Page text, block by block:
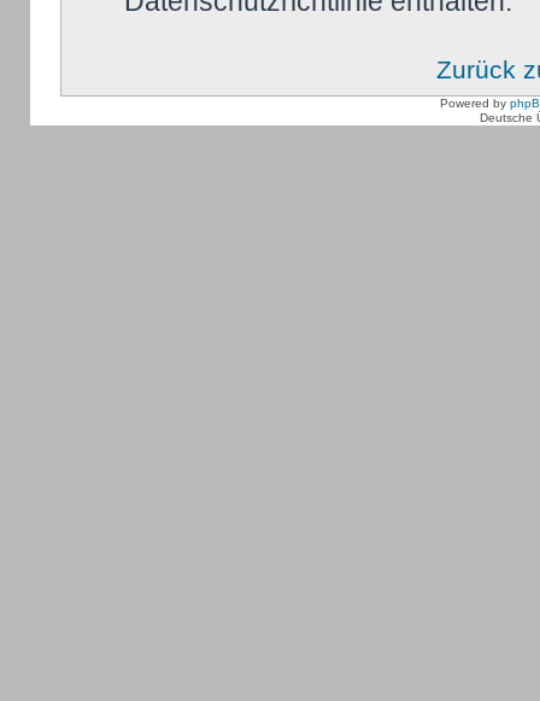
Zurück
Powered by
Deutsche